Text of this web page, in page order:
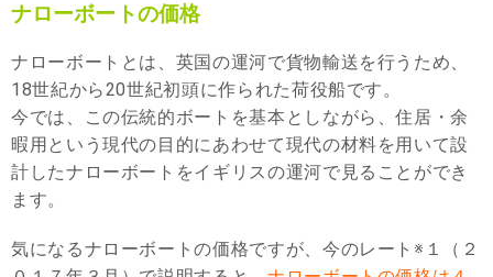
ナローボートの価格
ナローボートとは、英国の運河で貨物輸送を行うため、
18世紀から20世紀初頭に作られた荷役船です。
今では、この伝統的ボートを基本としながら、住居・余
暇用という現代の目的にあわせて現代の材料を用いて設
計したナローボートをイギリスの運河で見ることができ
ます。
気になるナローボートの価格ですが、今のレート※１（２